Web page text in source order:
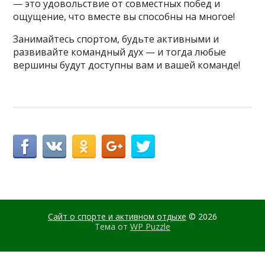
— это удовольствие от совместных побед и
ощущение, что вместе вы способны на многое!
Занимайтесь спортом, будьте активными и
развивайте командный дух — и тогда любые
вершины будут доступны вам и вашей команде!
Сайт о спорте и активном отдыхе © 2026
Тема от WP Puzzle